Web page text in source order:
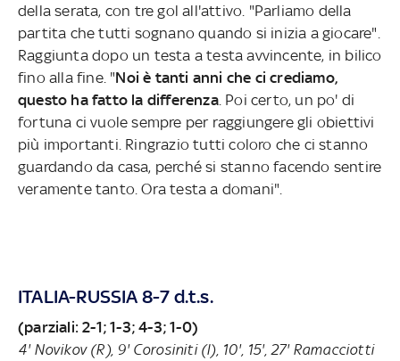
della serata, con tre gol all'attivo. "Parliamo della
partita che tutti sognano quando si inizia a giocare".
Raggiunta dopo un testa a testa avvincente, in bilico
fino alla fine. "Noi è tanti anni che ci crediamo,
questo ha fatto la differenza. Poi certo, un po' di
fortuna ci vuole sempre per raggiungere gli obiettivi
più importanti. Ringrazio tutti coloro che ci stanno
guardando da casa, perché si stanno facendo sentire
veramente tanto. Ora testa a domani".
ITALIA-RUSSIA 8-7 d.t.s.
(parziali: 2-1; 1-3; 4-3; 1-0)
4' Novikov (R), 9' Corosiniti (I), 10', 15', 27' Ramacciotti